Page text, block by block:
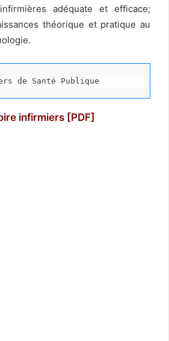
adéquate et efficace;
théorique et pratique au
de Santé Publique
infirmiers [PDF]